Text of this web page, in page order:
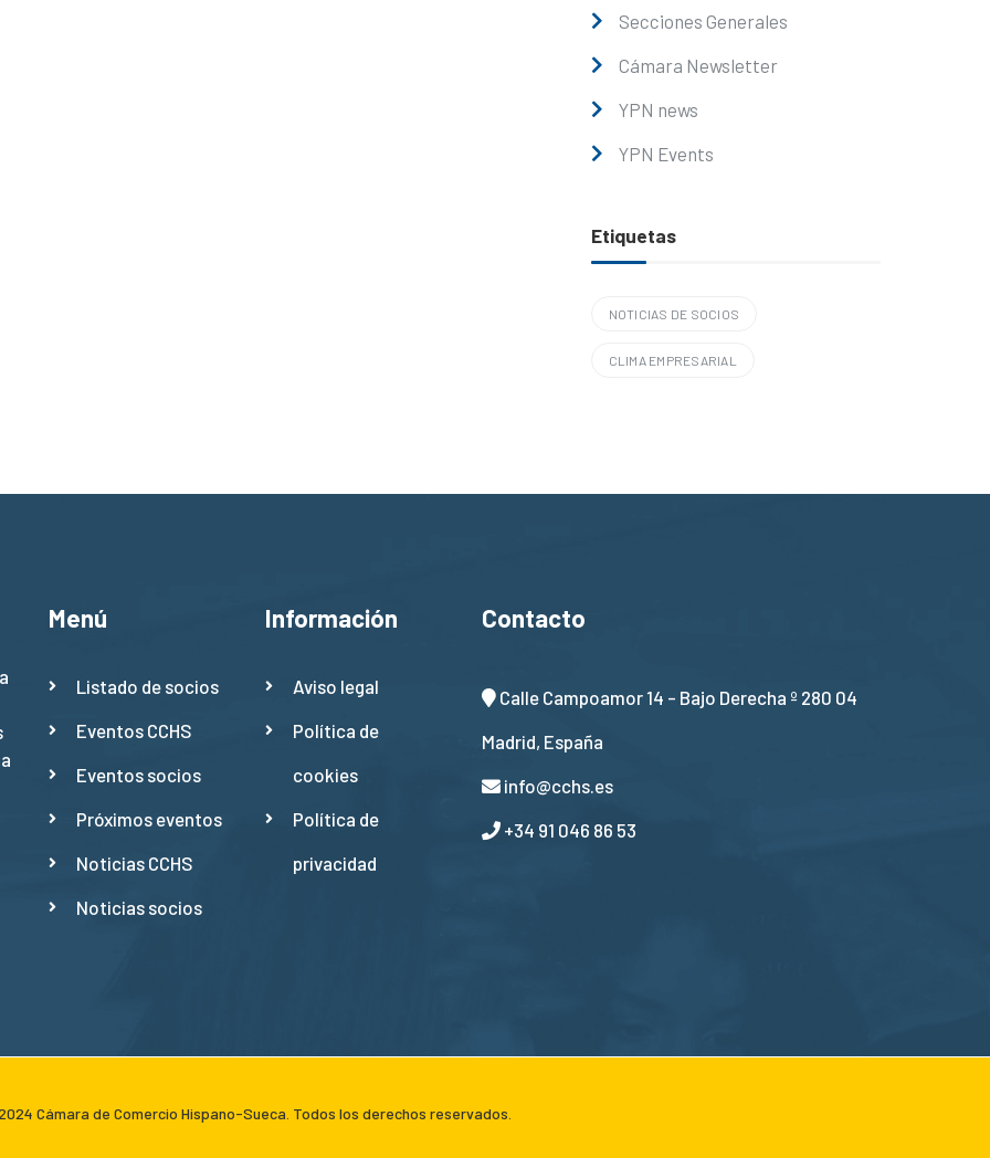
Secciones Generales
Cámara Newsletter
YPN news
YPN Events
Etiquetas
NOTICIAS DE SOCIOS
CLIMA EMPRESARIAL
Menú
Listado de socios
Eventos CCHS
Eventos socios
Próximos eventos
Noticias CCHS
Noticias socios
Información
Aviso legal
Política de
cookies
Política de
privacidad
Contacto
Calle Campoamor 14 - Bajo Derecha º 280 04
Madrid, España
info@cchs.es
+34 91 046 86 53
Cámara de Comercio Hispano-Sueca. Todos los derechos reservados.